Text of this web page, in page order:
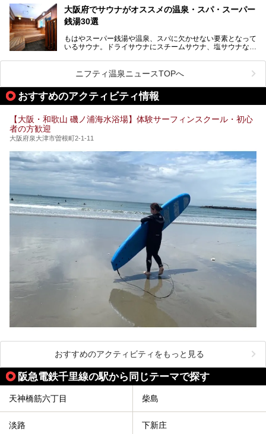
る迫力ある熱波パフォーマンスも毎日行われており、“とと
のう”体験をしっかり楽しめるのもポイントです。
ケやボウリングといった遊び場もあり、友人同士やカップル
で“遊び+癒し”の一日を過ごすのにもぴったり。
処にいたるまで魅力をたっぷり堪能してきたので、その全容
そんなスパワールドが2025年11月15日（土）に、新たな浴
室や日本最大級140人収容の大規模サウナを携えてリニュー
アルオープン！浴室である4F・6Fそれぞれにリニューアル
大規模リニューアルの全容を確認すべく、リニューアルプレ
オープンイベントに行ってきました！今回はそのリニューア
大阪府でサウナがオススメの温泉・スパ・スーパー
銭湯30選
もはやスーパー銭湯や温泉、スパに欠かせない要素となって
いるサウナ。ドライサウナにスチームサウナ、塩サウナな
ペース、ロウリュウなど、心ゆくまで楽しむためのサービス
が充実した施設も多くみられます。
今回はそんなサウナにこだわった、大阪府内のオススメ温
泉・銭湯・スパを30件紹介したいと思います！
ニフティ温泉ニュースTOPへ
おすすめのアクティビティ情報
【大阪・和歌山 磯ノ浦海水浴場】体験サーフィンスクール・初心
者の方歓迎
大阪府泉大津市曽根町2-1-11
おすすめのアクティビティをもっと見る
阪急電鉄千里線の駅から同じテーマで探す
天神橋筋六丁目 柴島
淡路 下新庄